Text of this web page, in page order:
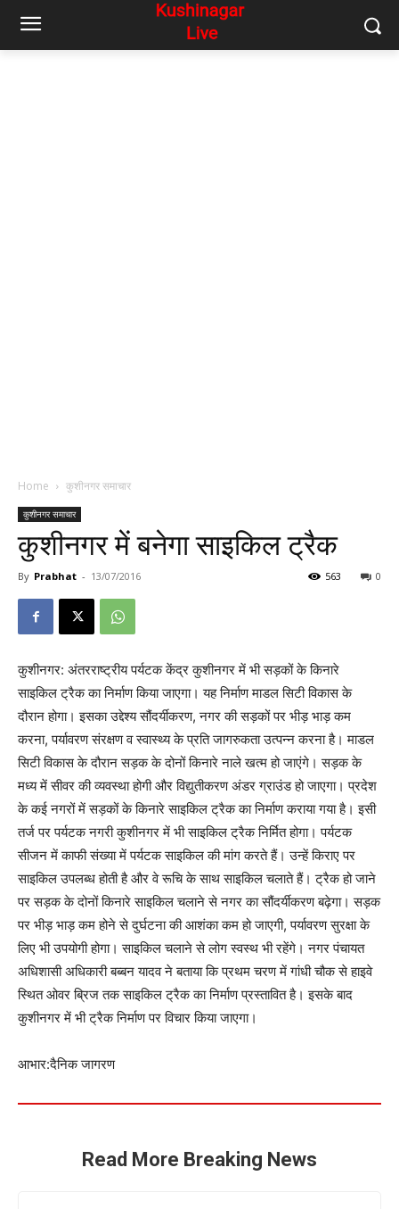
Home कुशीनगर समाचार
कुशीनगर समाचार
कुशीनगर में बनेगा साइकिल ट्रैक
By Prabhat - 13/07/2016 0
563
कुशीनगर: अंतरराष्ट्रीय पर्यटक केंद्र कुशीनगर में भी सड़कों के किनारे
साइकिल ट्रैक का निर्माण किया जाएगा। यह निर्माण माडल सिटी विकास के
दौरान होगा। इसका उद्देश्य सौंदर्यीकरण, नगर की सड़कों पर भीड़ भाड़ कम
करना, पर्यावरण संरक्षण व स्वास्थ्य के प्रति जागरुकता उत्पन्न करना है। माडल
सिटी विकास के दौरान सड़क के दोनों किनारे नाले खत्म हो जाएंगे। सड़क के
मध्य में सीवर की व्यवस्था होगी और विद्युतीकरण अंडर ग्राउंड हो जाएगा। प्रदेश
के कई नगरों में सड़कों के किनारे साइकिल ट्रैक का निर्माण कराया गया है। इसी
तर्ज पर पर्यटक नगरी कुशीनगर में भी साइकिल ट्रैक निर्मित होगा। पर्यटक
सीजन में काफी संख्या में पर्यटक साइकिल की मांग करते हैं। उन्हें किराए पर
साइकिल उपलब्ध होती है और वे रूचि के साथ साइकिल चलाते हैं। ट्रैक हो जाने
पर सड़क के दोनों किनारे साइकिल चलाने से नगर का सौंदर्यीकरण बढ़ेगा। सड़क
पर भीड़ भाड़ कम होने से दुर्घटना की आशंका कम हो जाएगी, पर्यावरण सुरक्षा के
लिए भी उपयोगी होगा। साइकिल चलाने से लोग स्वस्थ भी रहेंगे। नगर पंचायत
अधिशासी अधिकारी बब्बन यादव ने बताया कि प्रथम चरण में गांधी चौक से हाइवे
स्थित ओवर ब्रिज तक साइकिल ट्रैक का निर्माण प्रस्तावित है। इसके बाद
कुशीनगर में भी ट्रैक निर्माण पर विचार किया जाएगा।
आभार:दैनिक जागरण
Read More Breaking News